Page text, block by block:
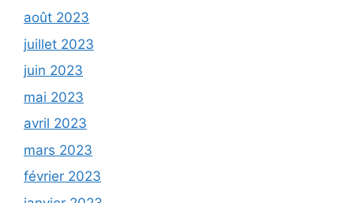
août 2023
juillet 2023
juin 2023
mai 2023
avril 2023
mars 2023
février 2023